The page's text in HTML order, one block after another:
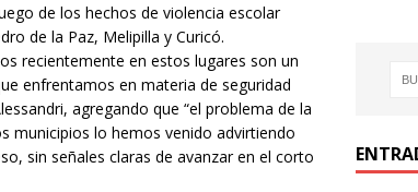
de los hechos de violencia escolar
de la Paz, Melipilla y Curicó.
recientemente en estos lugares son un
enfrentamos en materia de seguridad
agregando que “el problema de la
municipios lo hemos venido advirtiendo
sin señales claras de avanzar en el corto